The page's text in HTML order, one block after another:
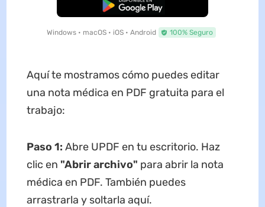
Descarga Gratuita
Windows • macOS • iOS • Android 100% Seguro
Aquí te mostramos cómo puedes editar
una nota médica en PDF gratuita para el
trabajo:
Paso 1: Abre UPDF en tu escritorio. Haz
clic en "Abrir archivo" para abrir la nota
médica en PDF. También puedes
arrastrarla y soltarla aquí.